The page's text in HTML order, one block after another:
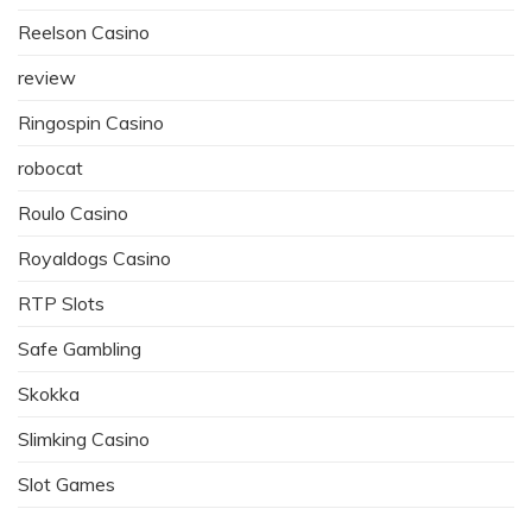
Reelson Casino
review
Ringospin Casino
robocat
Roulo Casino
Royaldogs Casino
RTP Slots
Safe Gambling
Skokka
Slimking Casino
Slot Games